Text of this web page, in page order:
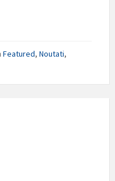
Featured, Noutati,